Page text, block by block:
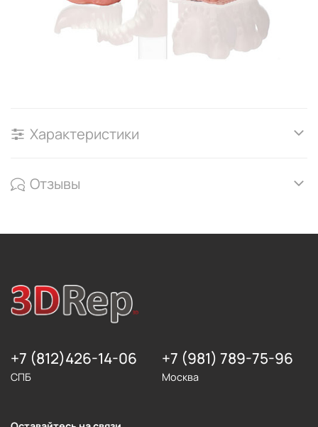
Характеристики
Отзывы
+7 (812)426-14-06
СПБ
+7 (981) 789-75-96
Москва